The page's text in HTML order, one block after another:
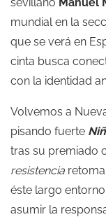
mundial en la
que se verá en
cinta busca
con la identidad
Volvemos a
pisando fuerte
tras su premiado
resistencia
éste largo
asumir la